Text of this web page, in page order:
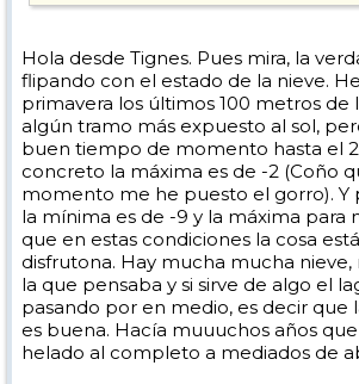
Hola desde Tignes. Pues mira, la
flipando con el estado de la nieve.
primavera los últimos 100 metros de
algún tramo más expuesto al sol,
buen tiempo de momento hasta el
concreto la máxima es de -2 (Coño
momento me he puesto el gorro). Y
la mínima es de -9 y la máxima para
que en estas condiciones la cosa
disfrutona. Hay mucha mucha nieve,
la que pensaba y si sirve de algo el
pasando por en medio, es decir que
es buena. Hacía muuuchos años
helado al completo a mediados de